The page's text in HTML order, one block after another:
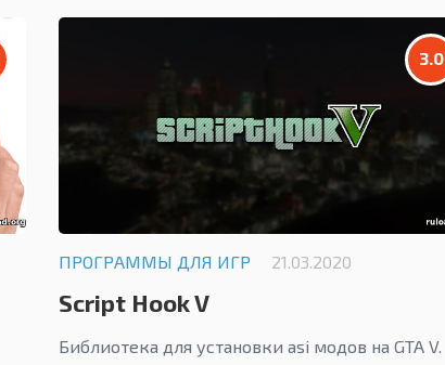
3.0
ПРОГРАММЫ ДЛЯ ИГР 21.03.2020
Script Hook V
Библиотека для установки asi модов на GTA V.